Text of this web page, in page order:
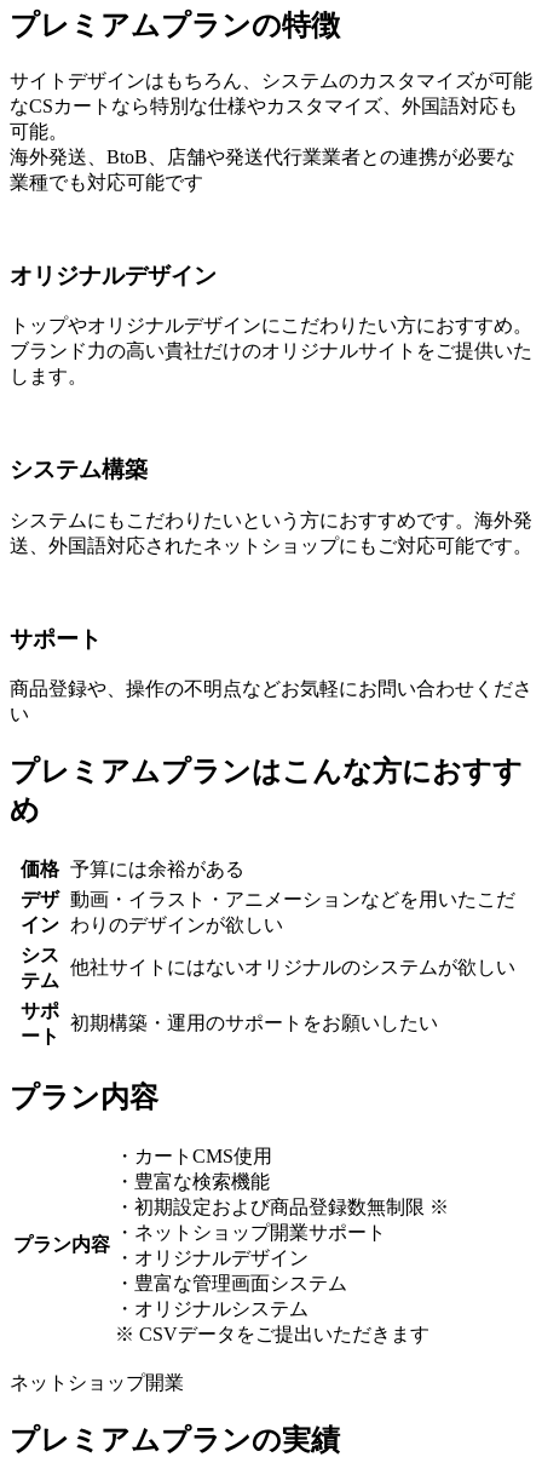
プレミアムプランの特徴
サイトデザインはもちろん、システムのカスタマイズが可能
なCSカートなら特別な仕様やカスタマイズ、外国語対応も
可能。
海外発送、BtoB、店舗や発送代行業業者との連携が必要な
業種でも対応可能です
オリジナルデザイン
トップやオリジナルデザインにこだわりたい方におすすめ。
ブランド力の高い貴社だけのオリジナルサイトをご提供いた
します。
システム構築
システムにもこだわりたいという方におすすめです。海外発
送、外国語対応されたネットショップにもご対応可能です。
サポート
商品登録や、操作の不明点などお気軽にお問い合わせくださ
い
プレミアムプランはこんな方におすす
め
価格 予算には余裕がある
デザ
イン
動画・イラスト・アニメーションなどを用いたこだ
わりのデザインが欲しい
シス
テム
他社サイトにはないオリジナルのシステムが欲しい
サポ
ート
初期構築・運用のサポートをお願いしたい
プラン内容
プラン内容
・カートCMS使用
・豊富な検索機能
・初期設定および商品登録数無制限 ※
・ネットショップ開業サポート
・オリジナルデザイン
・豊富な管理画面システム
・オリジナルシステム
※ CSVデータをご提出いただきます
ネットショップ開業
プレミアムプランの実績